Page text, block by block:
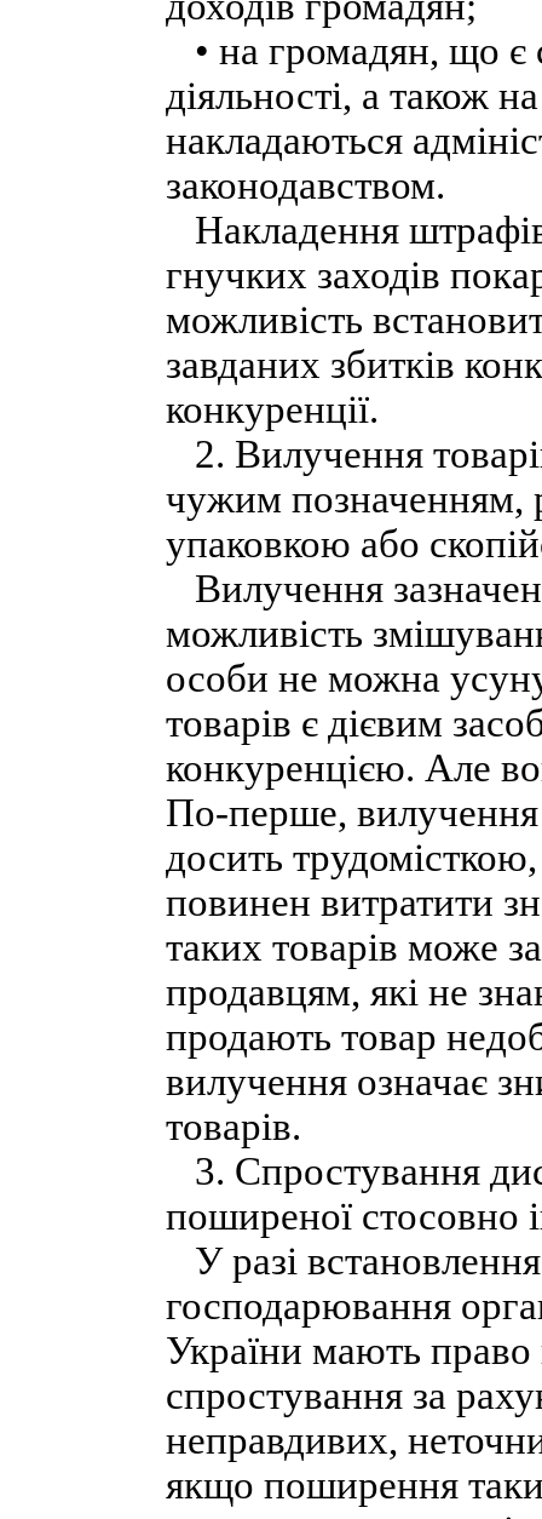
• на громадян, що є
діяльності, а також
накладаються
законодавством.
Накладення
гнучких заходів
можливість
завданих збитків
конкуренції.
2. Вилучення
чужим позначенням,
упаковкою або
Вилучення
можливість
особи не можна
товарів є дієвим
конкуренцією. Але
По-перше, вилучення
досить
повинен витратити
таких товарів може
продавцям, які не
продають товар
вилучення означає
товарів.
3. Спростування
поширеної стосовно
У разі
господарювання
України мають
спростування за
неправдивих,
якщо поширення